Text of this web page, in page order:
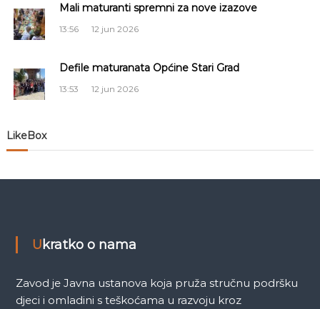
a
n
a
a
Mali maturanti spremni za nove izazove
13:56 12 jun 2026
Defile maturanata Općine Stari Grad
13:53 12 jun 2026
LikeBox
Ukratko o nama
Zavod je Javna ustanova koja pruža stručnu podršku
djeci i omladini s teškoćama u razvoju kroz